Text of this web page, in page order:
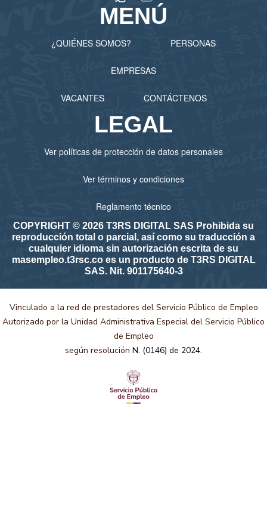
MENÚ
¿QUIÉNES SOMOS? PERSONAS
EMPRESAS
VACANTES CONTÁCTENOS
LEGAL
Ver políticas de protección de datos personales
Ver términos y condiciones
Reglamento técnico
COPYRIGHT © 2026 T3RS DIGITAL SAS Prohibida su
reproducción total o parcial, así como su traducción a
cualquier idioma sin autorización escrita de su
masempleo.t3rsc.co es un producto de T3RS DIGITAL
SAS. Nit. 901175640-3
Vinculado a la red de prestadores del Servicio Público de Empleo
Autorizado por la Unidad Administrativa Especial del Servicio Público
de Empleo
según resolución N. (0146) de 2024.